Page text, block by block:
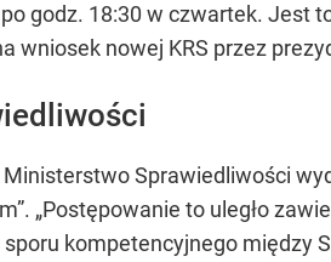
godz. 18:30 w czwartek. Jest
wniosek nowej KRS przez
Sprawiedliwości
„Postępowanie to uległo
kompetencyjnego między